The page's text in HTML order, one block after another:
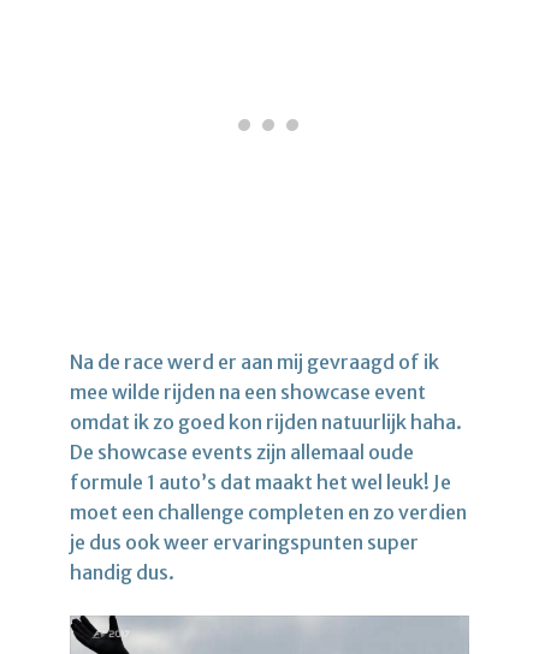
Na de race werd er aan mij gevraagd of ik
mee wilde rijden na een showcase event
omdat ik zo goed kon rijden natuurlijk haha.
De showcase events zijn allemaal oude
formule 1 auto’s dat maakt het wel leuk! Je
moet een challenge completen en zo verdien
je dus ook weer ervaringspunten super
handig dus.